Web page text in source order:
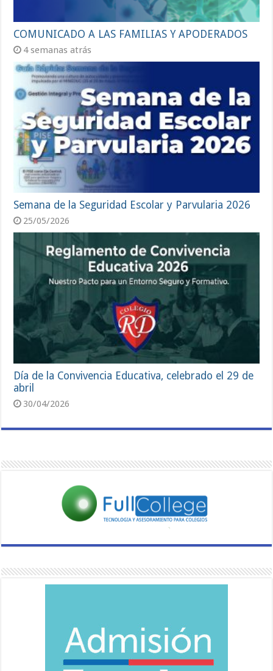
COMUNICADO A LAS FAMILIAS Y APODERADOS
4 semanas atrás
Semana de la Seguridad Escolar y Parvularia 2026
25/05/2026
Día de la Convivencia Educativa, celebrado el 29 de
abril
30/04/2026